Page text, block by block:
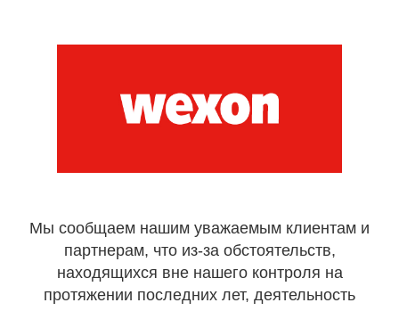
Мы сообщаем нашим уважаемым клиентам и
партнерам, что из-за обстоятельств,
находящихся вне нашего контроля на
протяжении последних лет, деятельность